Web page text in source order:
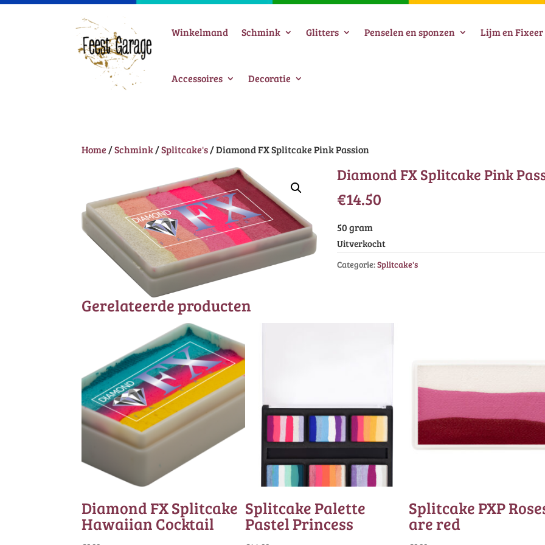
Winkelmand Schmink Glitters Penselen en sponzen Lijm en Fixeer
Accessoires Decoratie
Home /Schmink/Splitcake's/ Diamond FX Splitcake Pink Passion
Diamond FX Splitcake Pink
€14.50
50 gram
Uitverkocht
Categorie:Splitcake's
Gerelateerde producten
Diamond FX Splitcake
Hawaiian Cocktail
Splitcake Palette
Pastel Princess
Splitcake PXP
are red